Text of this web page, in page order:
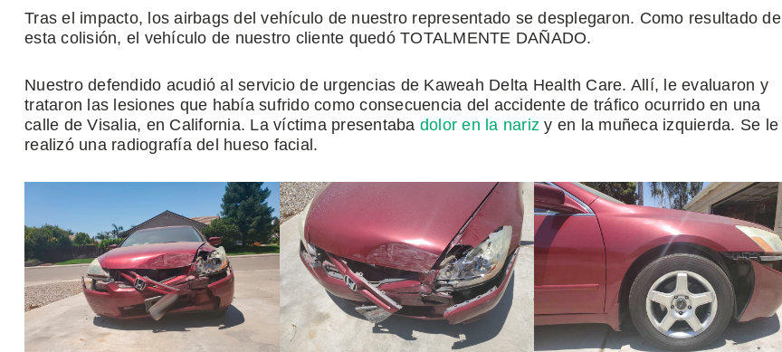
Tras el impacto, los airbags del vehículo de nuestro representado se desplegaron. Como resultado de
esta colisión, el vehículo de nuestro cliente quedó TOTALMENTE DAÑADO.
Nuestro defendido acudió al servicio de urgencias de Kaweah Delta Health Care. Allí, le evaluaron y
trataron las lesiones que había sufrido como consecuencia del accidente de tráfico ocurrido en una
calle de Visalia, en California. La víctima presentaba dolor en la nariz y en la muñeca izquierda. Se le
realizó una radiografía del hueso facial.